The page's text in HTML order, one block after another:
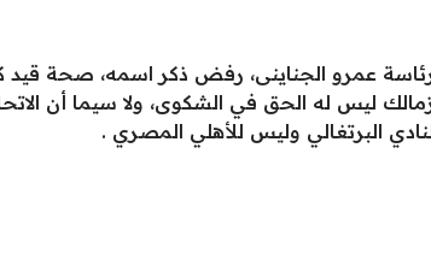
عمرو الجناينى، رفض ذكر اسمه، صحة قيد
ليس له الحق في الشكوى، ولا سيما أن
البرتغالي وليس للأهلي المصري .